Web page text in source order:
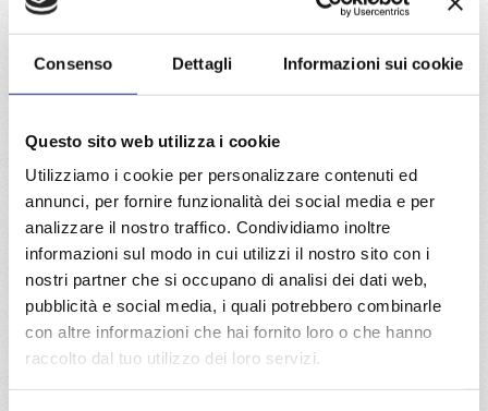
Consenso Dettagli Informazioni sui cookie
Questo sito web utilizza i cookie
Utilizziamo i cookie per personalizzare contenuti ed
annunci, per fornire funzionalità dei social media e per
analizzare il nostro traffico. Condividiamo inoltre
informazioni sul modo in cui utilizzi il nostro sito con i
nostri partner che si occupano di analisi dei dati web,
pubblicità e social media, i quali potrebbero combinarle
con altre informazioni che hai fornito loro o che hanno
raccolto dal tuo utilizzo dei loro servizi.
24/09/2028
a partire da
€ 683
DETTAGLI
Mediterraneo8 giorni
daPalermocon MSC Musica